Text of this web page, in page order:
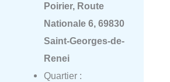
Poirier, Route
Nationale 6, 69830
Saint-Georges-de-
Renei
Quartier :